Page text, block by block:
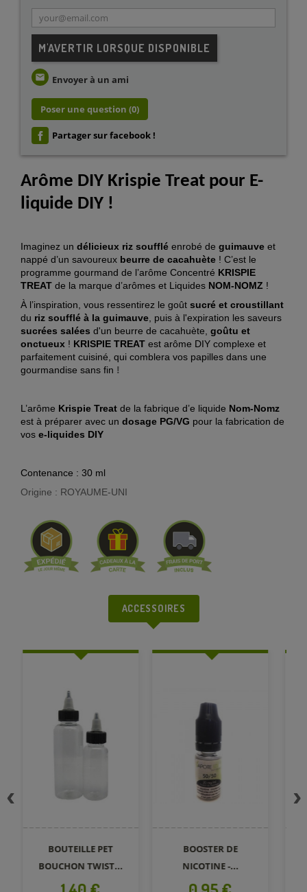
M'AVERTIR LORSQUE DISPONIBLE
email Envoyer à un ami
Poser une question (0)
Partager sur facebook !
Arôme DIY Krispie Treat pour E-
liquide DIY !
Imaginez un délicieux riz soufflé enrobé de guimauve et
nappé d’un savoureux beurre de cacahuète ! C’est le
programme gourmand de l’arôme Concentré KRISPIE
TREAT de la marque d’arômes et Liquides NOM-NOMZ !
À l’inspiration, vous ressentirez le goût sucré et croustillant
du riz soufflé à la guimauve, puis à l'expiration les saveurs
sucrées salées d'un beurre de cacahuète, goûtu et
onctueux ! KRISPIE TREAT est arôme DIY complexe et
parfaitement cuisiné, qui comblera vos papilles dans une
gourmandise sans fin !
L’arôme Krispie Treat de la fabrique d’e liquide Nom-Nomz
est à préparer avec un dosage PG/VG pour la fabrication de
vos e-liquides DIY
Contenance : 30 ml
Origine : ROYAUME-UNI
ACCESSOIRES
BOUTEILLE PET
BOUCHON TWIST...
BOOSTER DE
NICOTINE -...